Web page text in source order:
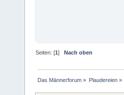
Seiten: [1]Nach oben
Das Männerforum » Plaudereien»